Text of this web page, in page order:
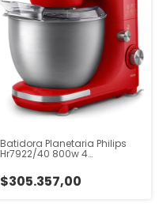
Batidora Planetaria Philips
Hr7922/40 800w 4
$305.357,00